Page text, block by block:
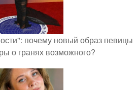
почему новый образ певицы
о гранях возможного?